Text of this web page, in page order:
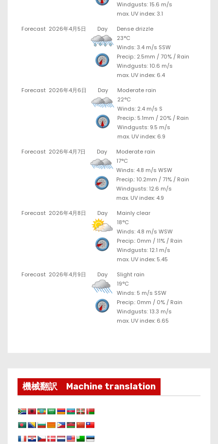
Windgusts: 15.6 m/s
max. UV index: 3.1
Forecast 2026年4月5日 Day
Dense drizzle
23°C
Winds: 3.4 m/s SSW
Precip.: 2.5mm /70% / Rain
Windgusts: 10.6 m/s
max. UV index: 6.4
Forecast 2026年4月6日 Day
Moderate rain
22°C
Winds: 2.4 m/s S
Precip.: 5.1mm / 20% / Rain
Windgusts: 9.5 m/s
max. UV index: 6.9
Forecast 2026年4月7日 Day
Moderate rain
17°C
Winds: 4.8 m/s WSW
Precip.: 10.2mm /71% / Rain
Windgusts: 12.6 m/s
max. UV index: 4.9
Forecast 2026年4月8日 Day
Mainly clear
18°C
Winds: 4.8 m/s WSW
Precip.: 0mm / 11% / Rain
Windgusts: 12.1 m/s
max. UV index: 5.45
Forecast 2026年4月9日 Day
Slight rain
19°C
Winds: 5 m/s SSW
Precip.: 0mm / 0% / Rain
Windgusts: 13.3 m/s
max. UV index: 6.65
機械翻訳 Machine translation